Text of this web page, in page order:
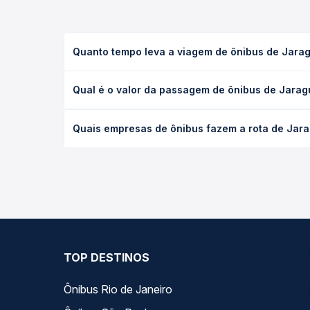
Quanto tempo leva a viagem de ônibus de
executivo ou leito) e as condições de tráfego. Na
Qual é o valor da passagem de ônibus de
de poltrona e a antecedência da compra. Na
Quais empresas de ônibus fazem a rota de
TOP DESTINOS
Ônibus Rio de Janeiro